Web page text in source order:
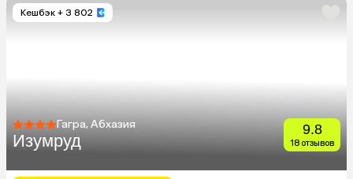
Кешбэк + 3 802
Гагра, Абхазия
Изумруд
9.8
18 отзывов